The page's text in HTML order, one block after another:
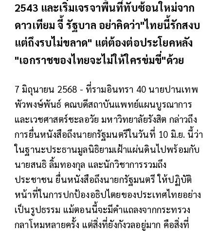
2543 และเริ่มเจรจาพื้นที่ทับซ้อนใหม่จาก
ดาวเทียม จี้ รัฐบาล อย่าคิดว่า"ไทยนี้รักสงบ
แต่ถึงรบไม่ขลาด" แต่ต้องต่อประโยคหลัง
"เอกราชของไทยจะไม่ให้ใครข่มขี่"ด้วย
7 มิถุนายน 2568 - ที่รามอินทรา 40 นายปานเทพ
พัวพงษ์พันธ์ คณบดีสถาบันแพทย์แผนบูรณาการ
และเวชศาสตร์ชะลอวัย มหาวิทยาลัยรังสิต กล่าวถึง
การยื่นหนังสือถึงนายกรัฐมนตรีในวันที่ 10 มิ.ย. นี้ว่า
ในฐานะประธานมูลนิธิยามเฝ้าแผ่นดินไปพร้อมกับ
นายสนธิ ลิ้มทองกุล และนักวิชาการรวมถึง
ประชาชน ยื่นหนังสือถึงนายกรัฐมนตรี ให้ปฏิบัติ
หน้าที่ในการปกป้องอธิปไตยของประเทศไทยอย่าง
เป็นรูปธรรม แม้ตอนนี้จะมีคำแถลงจากกระทรวง
กลาโหมหลายครั้ง แต่สิ่งที่ยังกังวลอยู่มาก คือสิ่งที่